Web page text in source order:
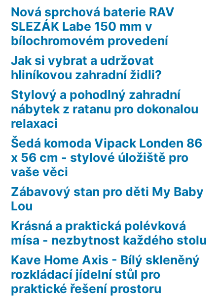
Nová sprchová baterie RAV
SLEZÁK Labe 150 mm v
bílochromovém provedení
Jak si vybrat a udržovat
hliníkovou zahradní židli?
Stylový a pohodlný zahradní
nábytek z ratanu pro dokonalou
relaxaci
Šedá komoda Vipack Londen 86
x 56 cm - stylové úložiště pro
vaše věci
Zábavový stan pro děti My Baby
Lou
Krásná a praktická polévková
mísa - nezbytnost každého stolu
Kave Home Axis - Bílý skleněný
rozkládací jídelní stůl pro
praktické řešení prostoru